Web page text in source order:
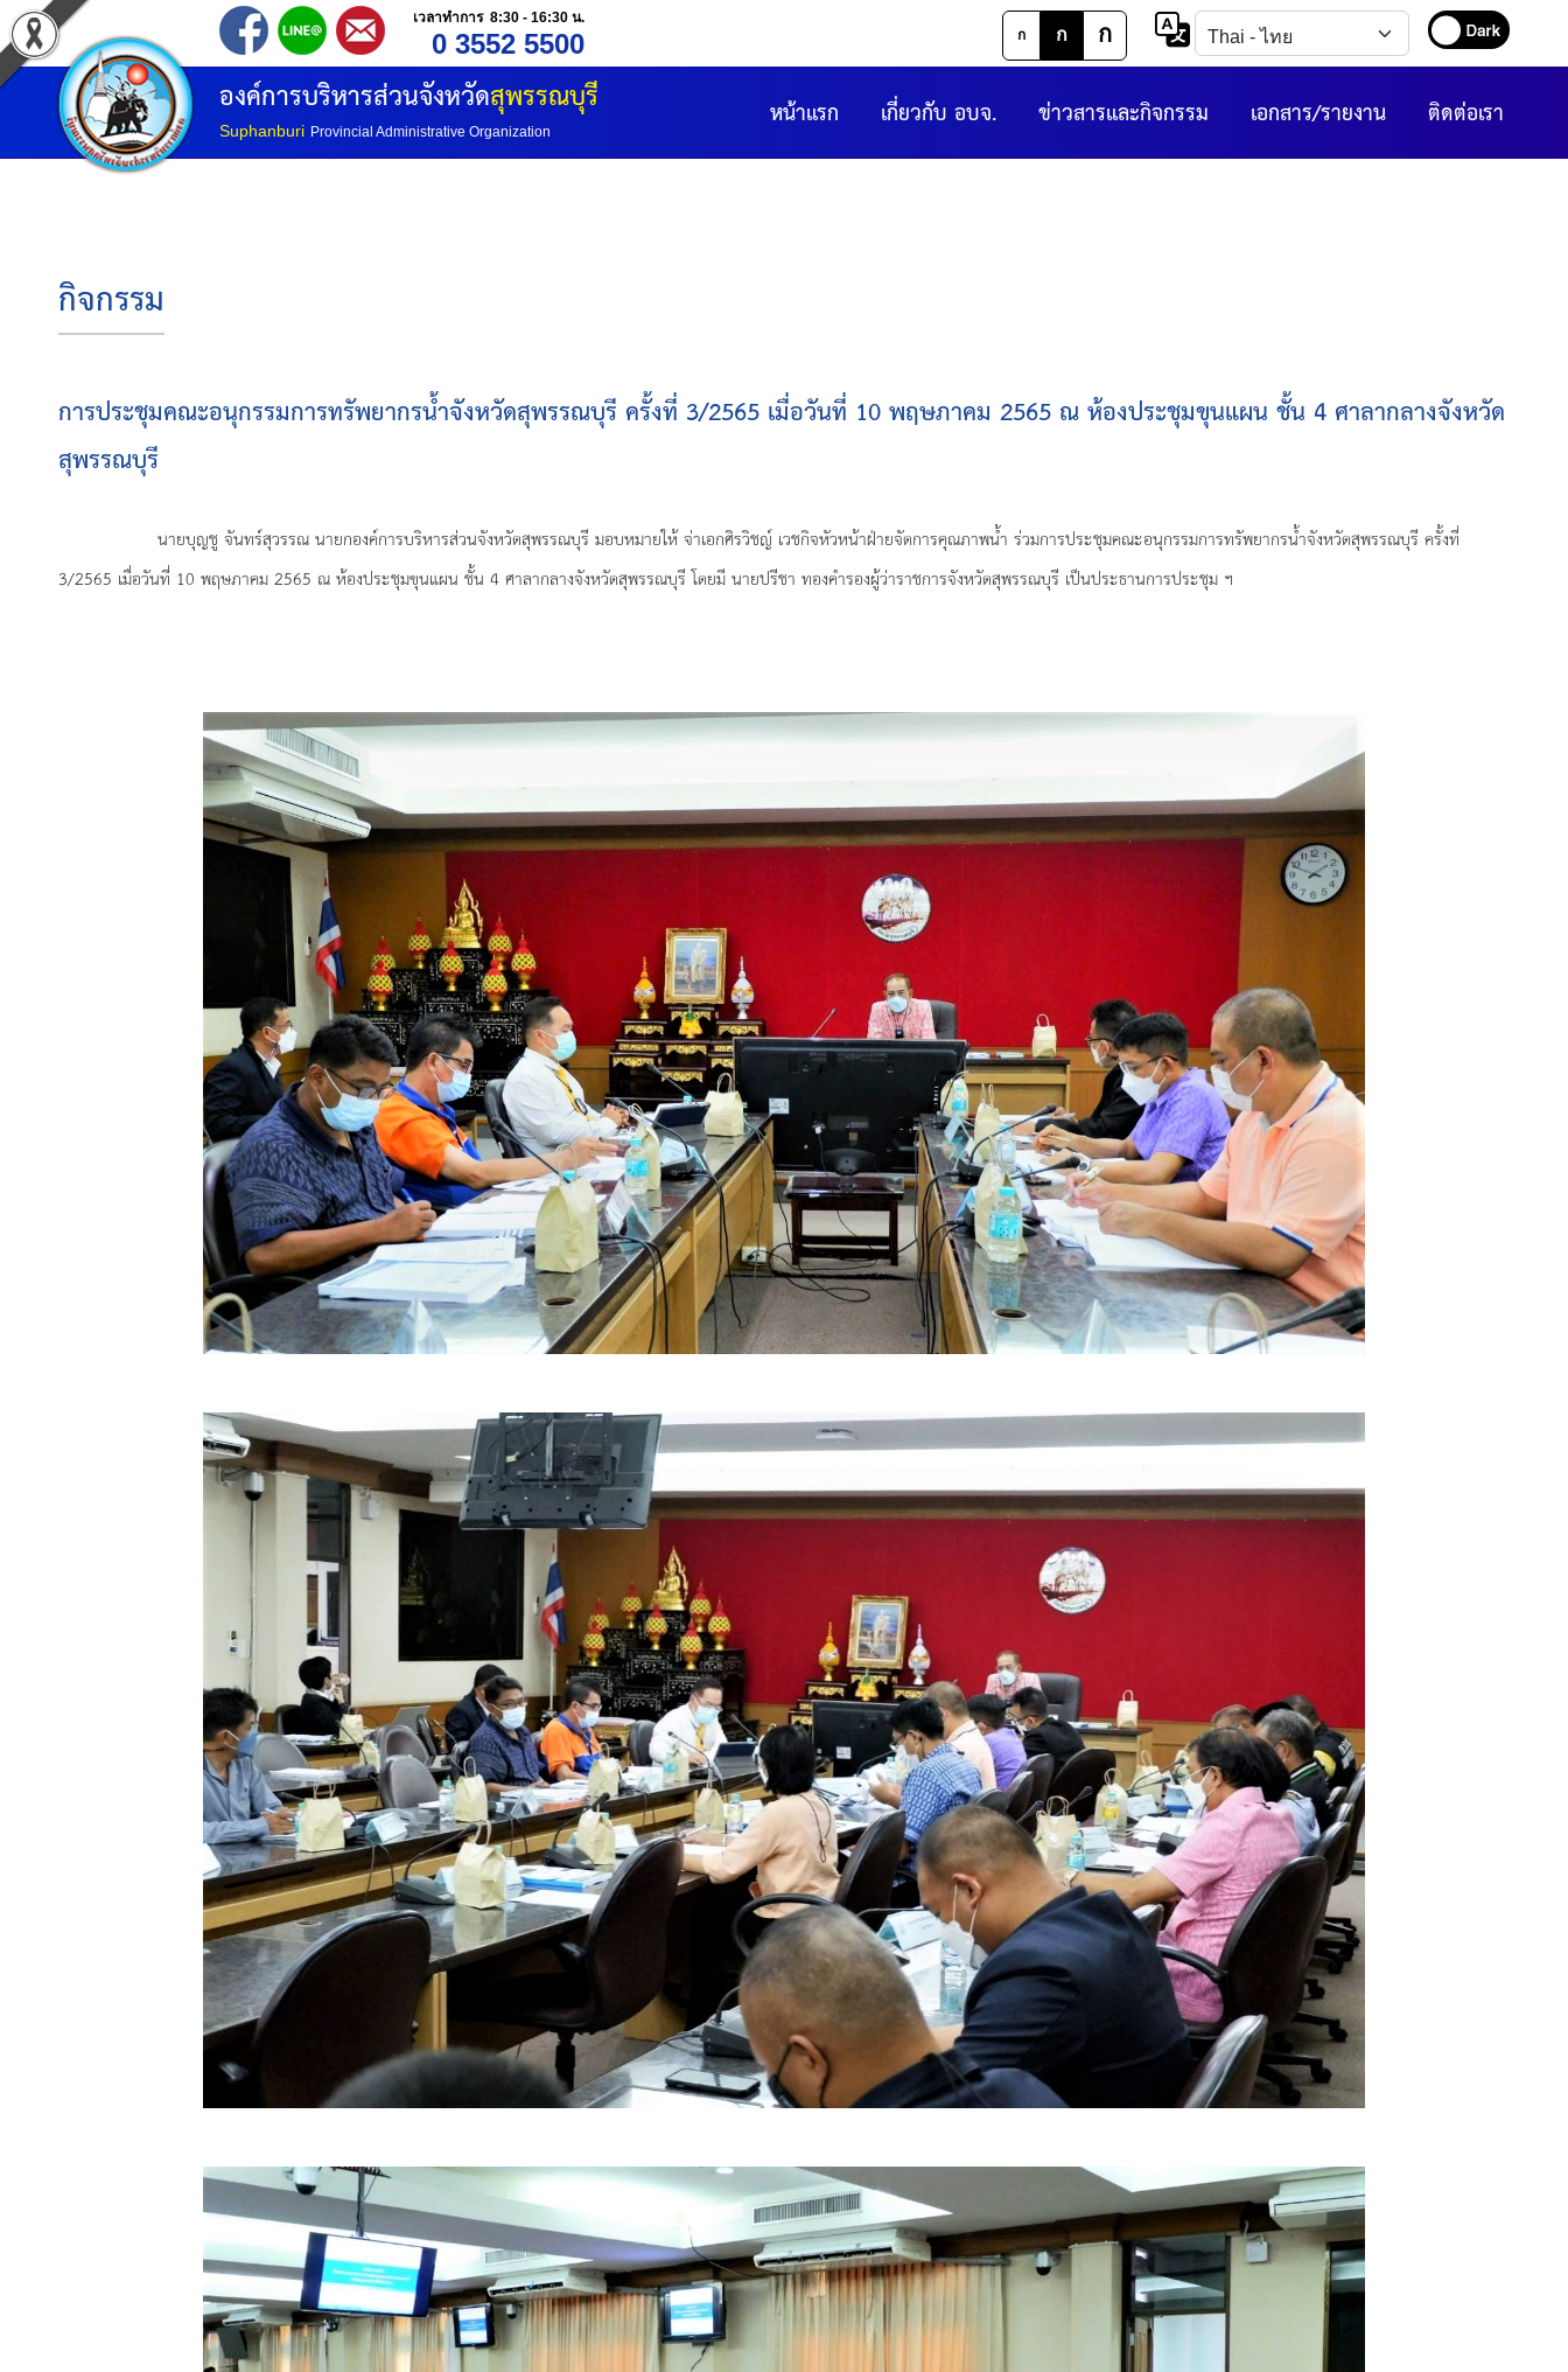
เวลาทำการ 8:30 - 16:30 น.
0 3552 5500 ก ก ก
องค์การบริหารส่วนจังหวัดสุพรรณบุรี
Suphanburi Provincial Administrative Organization ติดต่อเรา
เอกสาร/รายงาน
ข่าวสารและกิจกรรม
เกี่ยวกับ อบจ.
หน้าแรก
กิจกรรม
การประชุมคณะอนุกรรมการทรัพยากรน้ำจังหวัดสุพรรณบุรี ครั้งที่ 3/2565 เมื่อวันที่ 10 พฤษภาคม 2565 ณ ห้องประชุมขุนแผน ชั้น 4 ศาลากลางจังหวัด
สุพรรณบุรี
นายบุญชู จันทร์สุวรรณ นายกองค์การบริหารส่วนจังหวัดสุพรรณบุรี มอบหมายให้ จ่าเอกศิรวิชญ์ เวชกิจหัวหน้าฝ่ายจัดการคุณภาพน้ำ ร่วมการประชุมคณะอนุกรรมการทรัพยากรน้ำจังหวัดสุพรรณบุรี ครั้งที่
3/2565 เมื่อวันที่ 10 พฤษภาคม 2565 ณ ห้องประชุมขุนแผน ชั้น 4 ศาลากลางจังหวัดสุพรรณบุรี โดยมีนายปรีชา ทองคำรองผู้ว่าราชการจังหวัดสุพรรณบุรี เป็นประธานการประชุม ฯ